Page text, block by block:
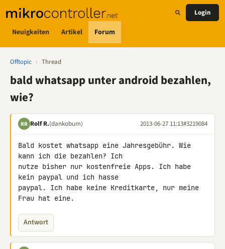
Neuigkeiten Artikel Forum
Login
Offtopic › Thread
bald whatsapp unter android bezahlen,
wie?
RR Rolf R.(dankobum) 2013-06-27 11:13#3219084
Bald kostet whatsapp eine Jahresgebühr. Wie
kann ich die bezahlen? Ich
nutze bisher nur kostenfreie Apps. Ich habe
kein paypal und ich hasse
paypal. Ich habe keine Kreditkarte, nur meine
Frau hat eine.
Antwort